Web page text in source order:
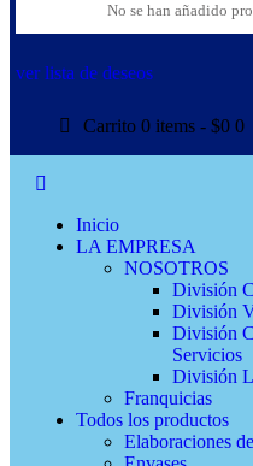
No se han añadido
ver lista de deseos
Carrito 0 items -$0 0
Inicio
LA EMPRESA
NOSOTROS
División
División
División
Servicios
División
Franquicias
Todos los productos
Elaboraciones